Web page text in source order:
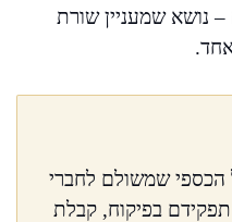
נושא שמעניין שורת
הכספי שמשולם לחברי
תפקידם בפיקוח, קבלת